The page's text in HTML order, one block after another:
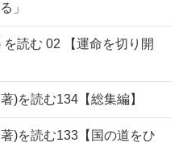
」
を読む 02 【運命を切り開
)を読む134【総集編】
)を読む133【国の道をひ